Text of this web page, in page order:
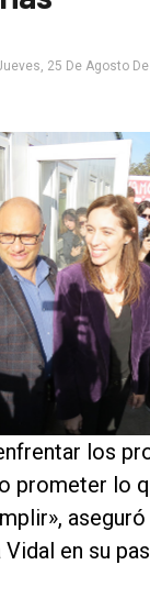
25 De Agosto De
los
prometer lo
aseguró
en su